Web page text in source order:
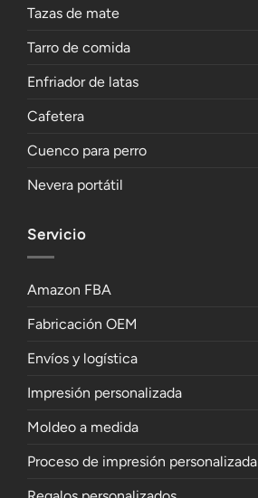
Tazas de mate
Tarro de comida
Enfriador de latas
Cafetera
Cuenco para perro
Nevera portátil
Servicio
Amazon FBA
Fabricación OEM
Envíos y logística
Impresión personalizada
Moldeo a medida
Proceso de impresión personalizada